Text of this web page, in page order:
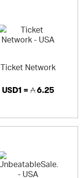
Ticket Network
USD1 = 6.25